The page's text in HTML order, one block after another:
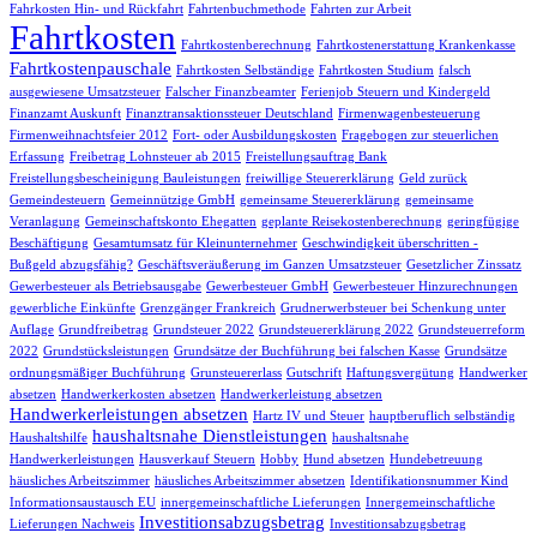
Fahrkosten Hin- und Rückfahrt Fahrtenbuchmethode Fahrten zur Arbeit
Fahrtkosten Fahrtkostenberechnung Fahrtkostenerstattung Krankenkasse
Fahrtkostenpauschale Fahrtkosten Selbständige Fahrtkosten Studium falsch
ausgewiesene Umsatzsteuer Falscher Finanzbeamter Ferienjob Steuern und Kindergeld
Finanzamt Auskunft Finanztransaktionssteuer Deutschland Firmenwagenbesteuerung
Firmenweihnachtsfeier 2012 Fort- oder Ausbildungskosten Fragebogen zur steuerlichen
Erfassung Freibetrag Lohnsteuer ab 2015 Freistellungsauftrag Bank
Freistellungsbescheinigung Bauleistungen freiwillige Steuererklärung Geld zurück
Gemeindesteuern Gemeinnützige GmbH gemeinsame Steuererklärung gemeinsame
Veranlagung Gemeinschaftskonto Ehegatten geplante Reisekostenberechnung geringfügige
Beschäftigung Gesamtumsatz für Kleinunternehmer Geschwindigkeit überschritten -
Bußgeld abzugsfähig? Geschäftsveräußerung im Ganzen Umsatzsteuer Gesetzlicher Zinssatz
Gewerbesteuer als Betriebsausgabe Gewerbesteuer GmbH Gewerbesteuer Hinzurechnungen
gewerbliche Einkünfte Grenzgänger Frankreich Grudnerwerbsteuer bei Schenkung unter
Auflage Grundfreibetrag Grundsteuer 2022 Grundsteuererklärung 2022 Grundsteuerreform
2022 Grundstücksleistungen Grundsätze der Buchführung bei falschen Kasse Grundsätze
ordnungsmäßiger Buchführung Grunsteuererlass Gutschrift Haftungsvergütung Handwerker
absetzen Handwerkerkosten absetzen Handwerkerleistung absetzen
Handwerkerleistungen absetzen Hartz IV und Steuer hauptberuflich selbständig
Haushaltshilfe haushaltsnahe Dienstleistungen haushaltsnahe
Handwerkerleistungen Hausverkauf Steuern Hobby Hund absetzen Hundebetreuung
häusliches Arbeitszimmer häusliches Arbeitszimmer absetzen Identifikationsnummer Kind
Informationsaustausch EU innergemeinschaftliche Lieferungen Innergemeinschaftliche
Lieferungen Nachweis Investitionsabzugsbetrag Investitionsabzugsbetrag